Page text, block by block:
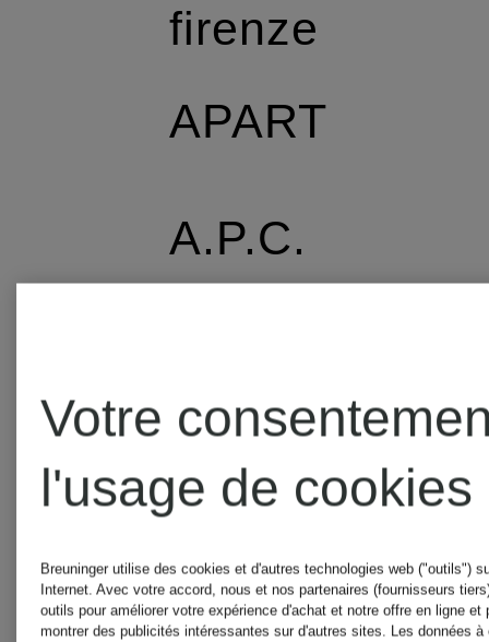
firenze
APART
A.P.C.
AQUANOVA
AQUAZZURA
Votre
l'usage de cookies
Breuninger utilise des cookies et d'autres technologies web ("outils")
Internet. Avec votre accord, nous et nos partenaires (fournisseurs
outils pour améliorer votre expérience d'achat et notre offre en ligne et
montrer des publicités intéressantes sur d'autres sites. Les données à